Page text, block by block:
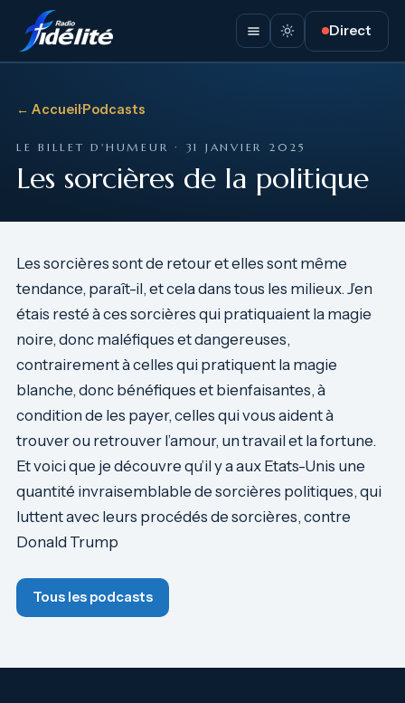
Direct
← Accueil·Podcasts
LE BILLET D'HUMEUR · 31 JANVIER 2025
Les sorcières de la politique
Les sorcières sont de retour et elles sont même
tendance, paraît-il, et cela dans tous les milieux. J’en
étais resté à ces sorcières qui pratiquaient la magie
noire, donc maléfiques et dangereuses,
contrairement à celles qui pratiquent la magie
blanche, donc bénéfiques et bienfaisantes, à
condition de les payer, celles qui vous aident à
trouver ou retrouver l’amour, un travail et la fortune.
Et voici que je découvre qu’il y a aux Etats-Unis une
quantité invraisemblable de sorcières politiques, qui
luttent avec leurs procédés de sorcières, contre
Donald Trump
Tous les podcasts